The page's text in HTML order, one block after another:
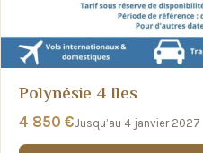
Polynésie 4 Iles
4 850 €Jusqu’au 4 janvier 2027